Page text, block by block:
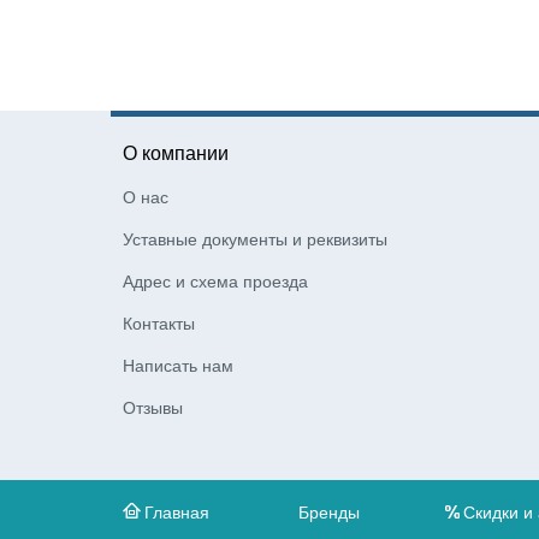
О компании
О нас
Уставные документы и реквизиты
Адрес и схема проезда
Контакты
Написать нам
Отзывы
Главная Бренды Скидки и